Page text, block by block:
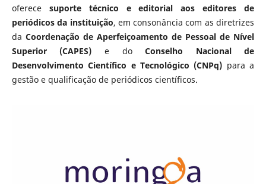
oferece suporte técnico e editorial aos editores de
periódicos da instituição, em consonância com as diretrizes
da Coordenação de Aperfeiçoamento de Pessoal de Nível
Superior (CAPES) e doConselho Nacional de
Desenvolvimento Científico e Tecnológico (CNPq) para a
gestão e qualificação de periódicos científicos.